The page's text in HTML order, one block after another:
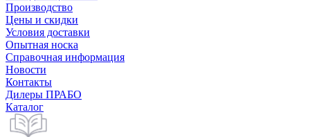
Производство
Цены и скидки
Условия доставки
Опытная носка
Справочная информация
Новости
Контакты
Дилеры ПРАБО
Каталог